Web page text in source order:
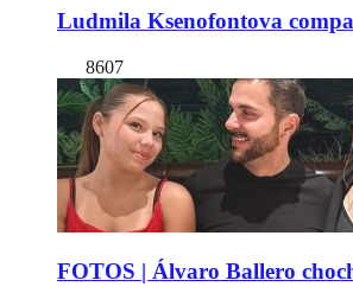
Ludmila Ksenofontova
8607
FOTOS | Álvaro Ballero